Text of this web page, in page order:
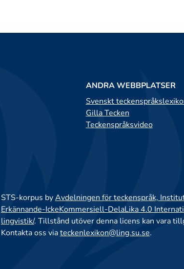
ANDRA WEBBPLATSER
Svenskt
Gilla Tecken
Teckenspråksvideo
STS-korpus byAvdelningen för teckenspråk,
Erkännande-IckeKommersiell-DelaLika 4.0
lingvistik/. Tillstånd utöver denna licens kan vara
Kontakta oss viateckenlexikon@ling.su.se.